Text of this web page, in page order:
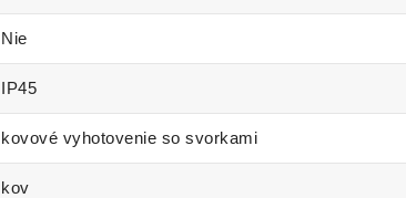
Nie
IP45
kovové vyhotovenie so svorkami
kov